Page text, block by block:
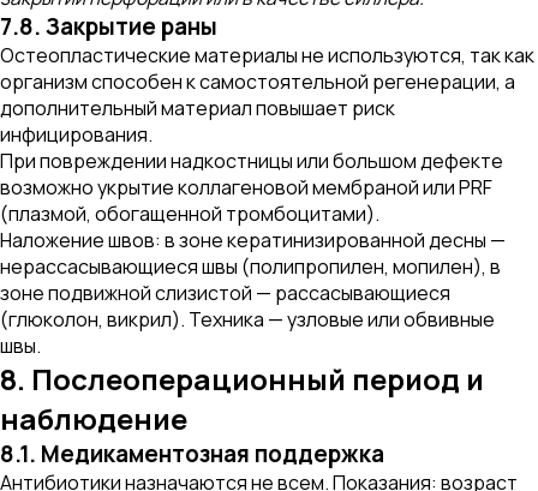
7.8. Закрытие раны
Остеопластические материалы не используются, так как
организм способен к самостоятельной регенерации, а
дополнительный материал повышает риск
инфицирования.
При повреждении надкостницы или большом дефекте
возможно укрытие коллагеновой мембраной или PRF
(плазмой, обогащенной тромбоцитами).
Наложение швов: в зоне кератинизированной десны —
нерассасывающиеся швы (полипропилен, мопилен), в
зоне подвижной слизистой — рассасывающиеся
(глюколон, викрил). Техника — узловые или обвивные
швы.
8. Послеоперационный период и
наблюдение
8.1. Медикаментозная поддержка
Антибиотики назначаются не всем. Показания: возраст